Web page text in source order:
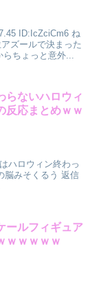
ID:IcZciCm6 ね
ズールで決まった
ちょっと意外...
らないハロウィ
反応まとめｗｗ
ハロウィン終わっ
脳みそくるう 返信
ールフィギュア
ｗｗｗｗｗ